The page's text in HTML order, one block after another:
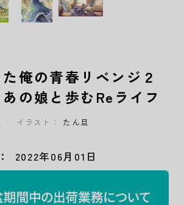
俺の青春リベンジ２
の娘と歩むReライフ
イラスト： たん旦
2022年06月01日